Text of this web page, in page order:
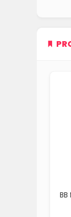
6mm Baikal Gotri